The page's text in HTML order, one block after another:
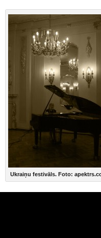
Ukraiņu festivāls. Foto: